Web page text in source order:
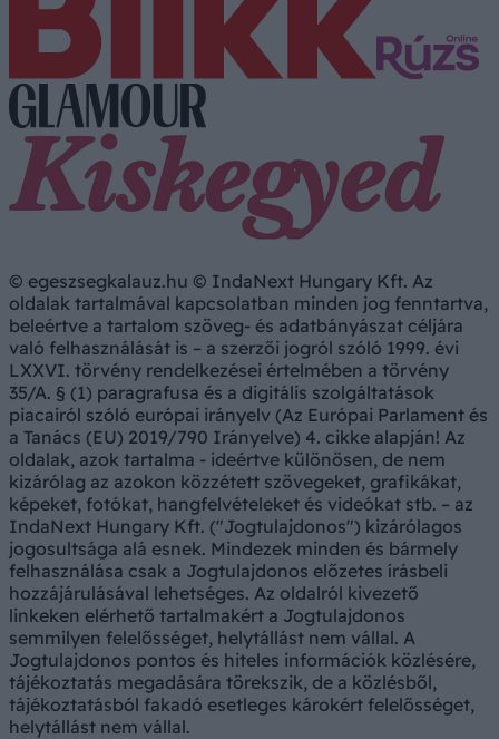
© egeszsegkalauz.hu © IndaNext Hungary Kft. Az
oldalak tartalmával kapcsolatban minden jog fenntartva,
beleértve a tartalom szöveg- és adatbányászat céljára
való felhasználását is – a szerzői jogról szóló 1999. évi
LXXVI. törvény rendelkezései értelmében a törvény
35/A. § (1) paragrafusa és a digitális szolgáltatások
piacairól szóló európai irányelv (Az Európai Parlament és
a Tanács (EU) 2019/790 Irányelve) 4. cikke alapján! Az
oldalak, azok tartalma - ideértve különösen, de nem
kizárólag az azokon közzétett szövegeket, grafikákat,
képeket, fotókat, hangfelvételeket és videókat stb. – az
IndaNext Hungary Kft. ("Jogtulajdonos") kizárólagos
jogosultsága alá esnek. Mindezek minden és bármely
felhasználása csak a Jogtulajdonos előzetes írásbeli
hozzájárulásával lehetséges. Az oldalról kivezető
linkeken elérhető tartalmakért a Jogtulajdonos
semmilyen felelősséget, helytállást nem vállal. A
Jogtulajdonos pontos és hiteles információk közlésére,
tájékoztatás megadására törekszik, de a közlésből,
tájékoztatásból fakadó esetleges károkért felelősséget,
helytállást nem vállal.